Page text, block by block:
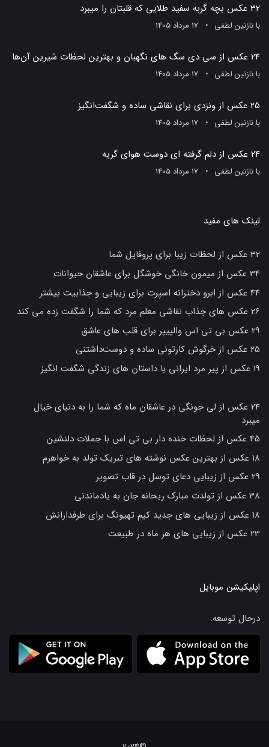
32 عکس بچه گربه سفید طلایی که قلبتان را میبرد
بانازنین لطفی 17 مرداد 1405
24 عکس از سی دی سگ های نگهبان و بهترین لحظات شیرین آن‌ها
بانازنین لطفی 17 مرداد 1405
25 عکس از ونزدی برای نقاشی ساده و شگفت‌انگیز
بانازنین لطفی 17 مرداد 1405
24 عکس از دلم گرفته ای دوست هوای گریه
بانازنین لطفی 17 مرداد 1405
لینک های مفید
32 عکس از لحظات زیبا برای پروفایل شما
34 عکس از میمون خانگی خوشگل برای عاشقان حیوانات
44 عکس از ابرو دخترانه اسپرت برای زیبایی و جذابیت بیشتر
26 عکس های جذاب نقاشی معلم مرد که شما را شگفت زده می کند
29 عکس بی تی اس والپیپر برای قلب های عاشق
25 عکس از خرگوش کارتونی ساده و دوست‌داشتنی
19 عکس از پیر مرد ایرانی با داستان های زندگی شگفت انگیز
24 عکس از لی جونگی در عاشقان ماه که شما را به دنیای خیال
میبرد
45 عکس از لحظات خنده دار بی تی اس با جملات دلنشین
18 عکس از بهترین عکس نوشته های تبریک تولد به خواهرم
29 عکس از زیبایی دعای توسل در قاب تصویر
38 عکس از تولدت مبارک ریحانه جان به یادماندنی
18 عکس از زیبایی های جدید کیم تهیونگ برای طرفدارانش
23 عکس از زیبایی های هر ماه در طبیعت
اپلیکیشن موبایل
درحال توسعه.